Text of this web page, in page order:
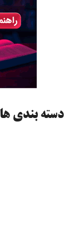
دسته‌ بندی ها